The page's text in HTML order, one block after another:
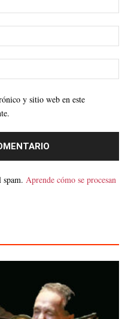
y sitio web en este
Aprende cómo se procesan